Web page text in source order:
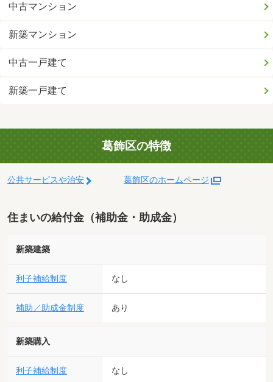
中古マンション
新築マンション
中古一戸建て
新築一戸建て
葛飾区の特徴
公共サービスや治安 葛飾区のホームページ
住まいの給付金（補助金・助成金）
新築建築
利子補給制度 なし
補助／助成金制度 あり
新築購入
利子補給制度 なし